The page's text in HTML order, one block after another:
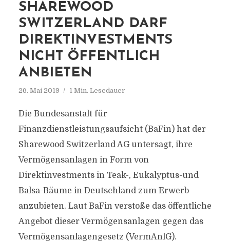
SHAREWOOD
SWITZERLAND DARF
DIREKTINVESTMENTS
NICHT ÖFFENTLICH
ANBIETEN
26. Mai 2019 1 Min. Lesedauer
Die Bundesanstalt für
Finanzdienstleistungsaufsicht (BaFin) hat der
Sharewood Switzerland AG untersagt, ihre
Vermögensanlagen in Form von
Direktinvestments in Teak-, Eukalyptus-und
Balsa-Bäume in Deutschland zum Erwerb
anzubieten. Laut BaFin verstoße das öffentliche
Angebot dieser Vermögensanlagen gegen das
Vermögensanlagengesetz (VermAnlG).